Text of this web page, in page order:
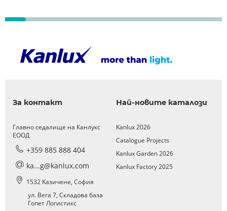
За контакт
Главно седалище на Канлукс
ЕООД
+359 885 888 404
ka...g@kanlux.com
1532 Kазичене, София
ул. Вега 7, Складова база
Гопет Логистикс
Най-новите каталози
Kanlux 2026
Catalogue Projects
Kanlux Garden 2026
Kanlux Factory 2025